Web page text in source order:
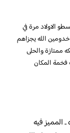
الاولاد مرة في
الله يجزاهم
وكراميل ميكاتو ب ١٣ ريال النكه ممتازة والحلى
فخمة المكان
المميز فيه